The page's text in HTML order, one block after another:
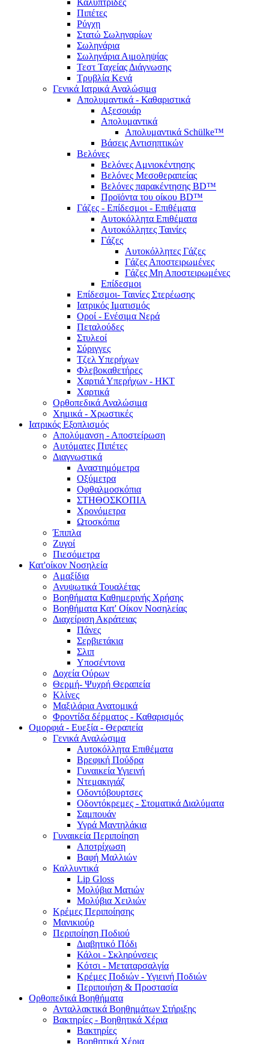
Καλυπτρίδες
Πιπέτες
Ρύγχη
Στατώ Σωληναρίων
Σωληνάρια
Σωληνάρια Αιμοληψίας
Τεστ Ταχείας Διάγνωσης
Τρυβλία Κενά
Γενικά Ιατρικά Αναλώσιμα
Απολυμαντικά - Καθαριστικά
Αξεσουάρ
Απολυμαντικά
Απολυμαντικά Schülke™
Βάσεις Αντισηπτικών
Βελόνες
Βελόνες Αμνιοκέντησης
Βελόνες Μεσοθεραπείας
Βελόνες παρακέντησης BD™
Προϊόντα του οίκου BD™
Γάζες - Επίδεσμοι - Επιθέματα
Αυτοκόλλητα Επιθέματα
Αυτοκόλλητες Ταινίες
Γάζες
Αυτοκόλλητες Γάζες
Γάζες Αποστειρωμένες
Γάζες Μη Αποστειρωμένες
Επίδεσμοι
Επίδεσμοι- Ταινίες Στερέωσης
Ιατρικός Ιματισμός
Οροί - Ενέσιμα Νερά
Πεταλούδες
Στυλεοί
Σύριγγες
Τζελ Υπερήχων
Φλεβοκαθετήρες
Χαρτιά Υπερήχων - ΗΚΤ
Χαρτικά
Ορθοπεδικά Αναλώσιμα
Χημικά - Χρωστικές
Ιατρικός Εξοπλισμός
Απολύμανση - Αποστείρωση
Αυτόματες Πιπέτες
Διαγνωστικά
Αναστημόμετρα
Οξύμετρα
Οφθαλμοσκόπια
ΣΤΗΘΟΣΚΟΠΙΑ
Χρονόμετρα
Ωτοσκόπια
Έπιπλα
Ζυγοί
Πιεσόμετρα
Κατ'οίκον Νοσηλεία
Αμαξίδια
Ανυψωτικά Τουαλέτας
Βοηθήματα Καθημερινής Χρήσης
Βοηθήματα Κατ' Οίκον Νοσηλείας
Διαχείριση Ακράτειας
Πάνες
Σερβιετάκια
Σλιπ
Υποσέντονα
Δοχεία Ούρων
Θερμή- Ψυχρή Θεραπεία
Κλίνες
Μαξιλάρια Ανατομικά
Φροντίδα δέρματος - Καθαρισμός
Ομορφιά - Ευεξία - Θεραπεία
Γενικά Αναλώσιμα
Αυτοκόλλητα Επιθέματα
Βρεφική Πούδρα
Γυναικεία Υγιεινή
Ντεμακιγιάζ
Οδοντόβουρτσες
Οδοντόκρεμες - Στοματικά Διαλύματα
Σαμπουάν
Υγρά Μαντηλάκια
Γυναικεία Περιποίηση
Αποτρίχωση
Βαφή Μαλλιών
Καλλυντικά
Lip Gloss
Μολύβια Ματιών
Μολύβια Χειλιών
Κρέμες Περιποίησης
Μανικιούρ
Περιποίηση Ποδιού
Διαβητικό Πόδι
Κάλοι - Σκληρύνσεις
Κότσι - Μεταταρσαλγία
Κρέμες Ποδιών - Υγιεινή Ποδιών
Περιποιήση & Προστασία
Ορθοπεδικά Βοηθήματα
Ανταλλακτικά Βοηθημάτων Στήριξης
Βακτηρίες - Βοηθητικά Χέρια
Βακτηρίες
Βοηθητικά Χέρια